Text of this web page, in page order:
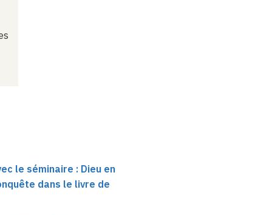
le séminaire : Dieu en
dans le livre de